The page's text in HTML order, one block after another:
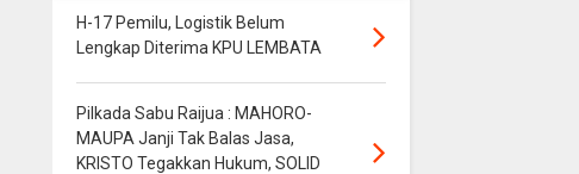
H-17 Pemilu, Logistik Belum
Lengkap Diterima KPU LEMBATA
Pilkada Sabu Raijua : MAHORO-
MAUPA Janji Tak Balas Jasa,
KRISTO Tegakkan Hukum, SOLID